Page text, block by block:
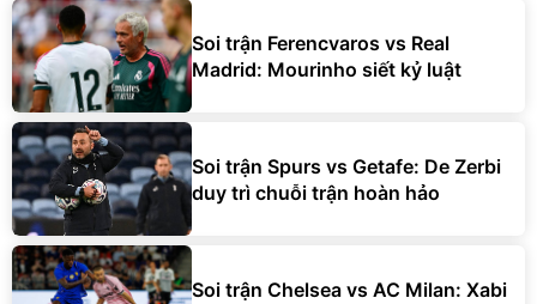
Soi trận Ferencvaros vs Real
Madrid: Mourinho siết kỷ luật
Soi trận Spurs vs Getafe: De Zerbi
duy trì chuỗi trận hoàn hảo
Soi trận Chelsea vs AC Milan: Xabi